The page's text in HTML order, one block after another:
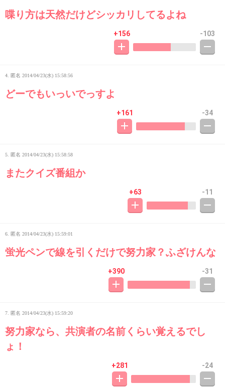
喋り方は天然だけどシッカリしてるよね
+156 -103
4. 匿名 2014/04/23(水) 15:58:56
どーでもいっいでっすよ
+161 -34
5. 匿名 2014/04/23(水) 15:58:58
またクイズ番組か
+63 -11
6. 匿名 2014/04/23(水) 15:59:01
蛍光ペンで線を引くだけで努力家？ふざけんな
+390 -31
7. 匿名 2014/04/23(水) 15:59:20
努力家なら、共演者の名前くらい覚えるでし
ょ！
+281 -24